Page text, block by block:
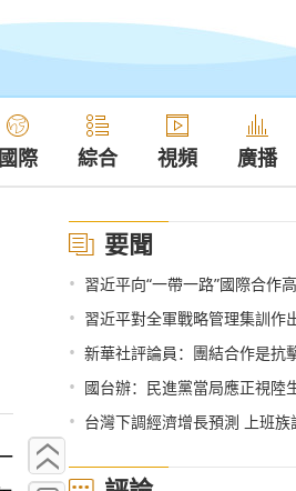
國際 綜合 視頻 廣播
要聞
• 習近平向“一帶一路”國際合作高
• 習近平對全軍戰略管理集訓作
• 新華社評論員：團結合作是抗
• 國台辦：民進黨當局應正視陸生和兩岸婚姻家
• 台灣下調經濟增長預測 上班